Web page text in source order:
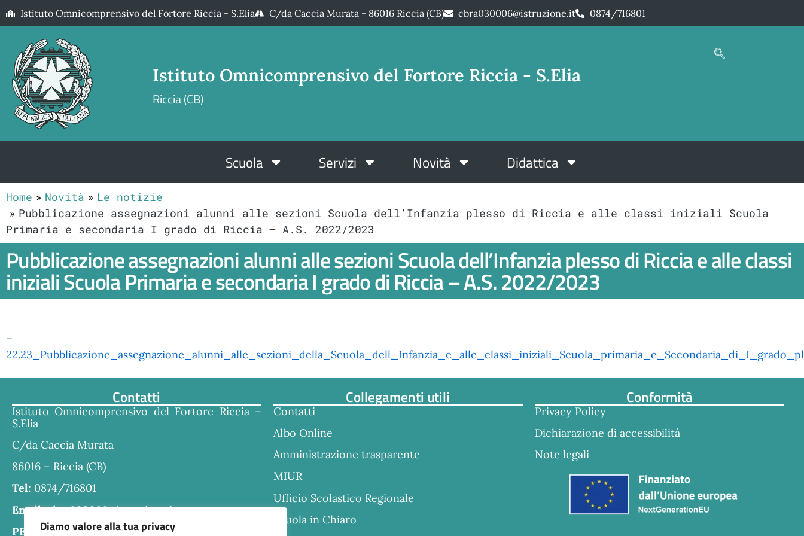
Diamo valore alla tua privacy
Istituto Omnicomprensivo del Fortore Riccia - S.Elia C/da Caccia Murata - 86016 Riccia (CB) cbra030006@istruzione.it 0874/716801
Istituto Omnicomprensivo del Fortore Riccia - S.Elia
Riccia (CB)
Scuola Servizi Novità Didattica
Home Novità
Le notizie
Pubblicazione assegnazioni alunni alle sezioni Scuola dell’Infanzia plesso di Riccia e alle classi iniziali Scuola
Primaria e secondaria I grado di Riccia – A.S. 2022/2023
Pubblicazione assegnazioni alunni alle sezioni Scuola dell’Infanzia plesso di Riccia e alle classi
iniziali Scuola Primaria e secondaria I grado di Riccia – A.S. 2022/2023
–
Contatti
Istituto Omnicomprensivo del Fortore Riccia –
S.Elia
C/da Caccia Murata
86016 – Riccia (CB)
Tel: 0874/716801
Email: cbra030006@istruzione.it
PEC:
cbra030006@pec.istruzione.it
Collegamenti utili
Contatti
Albo Online
Amministrazione trasparente
MIUR
Ufficio Scolastico Regionale
Scuola in Chiaro
Conformità
Privacy Policy
Dichiarazione di accessibilità
Note legali